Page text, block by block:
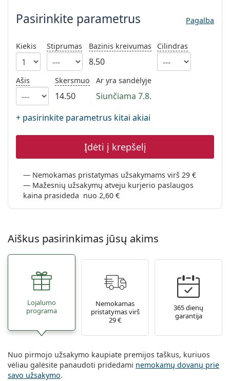
Prada
Atraskite visus
Pasirinkite parametrus Pagalba
Kiekis Stiprumas Bazinis kreivumas
8.50
Cilindras
Ašis Skersmuo
14.50
Ar yra sandėlyje
Siunčiama 7.8.
+ pasirinkite parametrus kitai akiai
Įdėti į krepšelį
Nemokamas pristatymas užsakymams virš 29 €
Mažesnių užsakymų atveju kurjerio paslaugos
kaina prasideda nuo 2,60 €
Aiškus pasirinkimas jūsų akims
Lojalumo
programa
Nemokamas
pristatymas virš
29 €
365 dienų
garantija
Nuo pirmojo užsakymo kaupiate premijos taškus, kuriuos
vėliau galėsite panaudoti pridėdami nemokamų dovanų prie
savo užsakymo.